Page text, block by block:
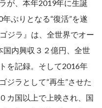
が、本年2019年に生誕
ぶりとなる“復活”を遂
ジラ』は、全世界でオー
国内興収３２億円、全世
を記録。そして2016年
ジラとして“再生”させた
カ国以上で上映され、国